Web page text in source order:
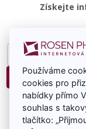
Získejte
Používáme
cookies pro
nabídky přímo
souhlas s
tlačítko: